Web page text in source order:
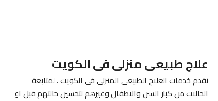
علاج طبيعى منزلى فى الكويت
نقدم خدمات العلاج الطبيعى المنزلى فى الكويت . لمتابعة
الحالات من كبار السن والاطفال وغيرهم لتحسين حالتهم قبل او